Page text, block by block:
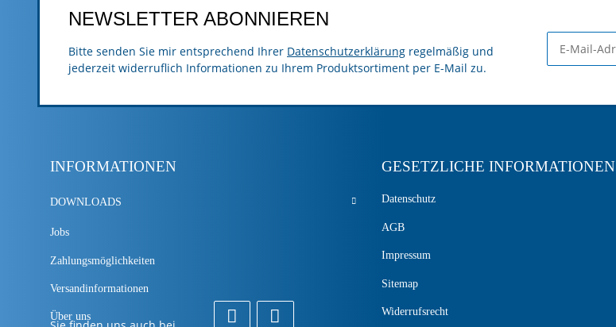
NEWSLETTER ABONNIEREN
Bitte senden Sie mir entsprechend Ihrer Datenschutzerklärung regelmäßig und
jederzeit widerruflich Informationen zu Ihrem Produktsortiment per E-Mail zu.
INFORMATIONEN
DOWNLOADS
Jobs
Zahlungsmöglichkeiten
Versandinformationen
Über uns
GESETZLICHE INFORMATIONEN
Datenschutz
AGB
Impressum
Sitemap
Widerrufsrecht